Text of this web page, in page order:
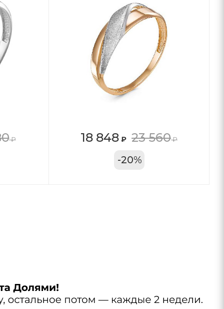
₽ 18 848 ₽ 23 560₽
-20%